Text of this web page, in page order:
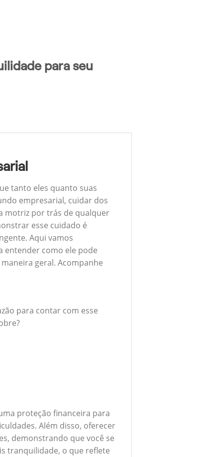
para seu
tanto eles quanto suas
empresarial, cuidar dos
motriz por trás de qualquer
esse cuidado é
Aqui vamos
entender como ele pode
geral. Acompanhe
para contar com esse
proteção financeira para
Além disso, oferecer
demonstrando que você se
tranquilidade, o que reflete